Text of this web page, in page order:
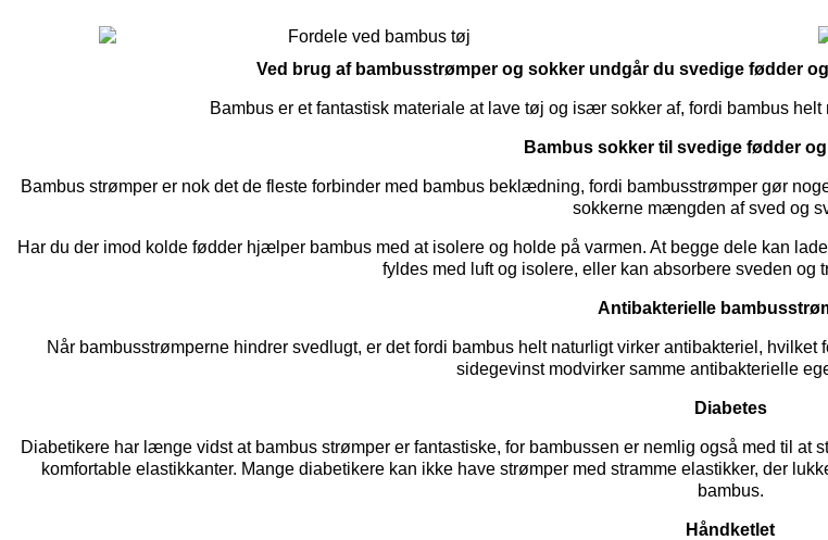
Ved brug af bambusstrømper og sokker undgår du svedige fødder
Bambus er et fantastisk materiale at lave tøj og især sokker af, fordi bambus
Bambus sokker til svedige fødder
Bambus strømper er nok det de fleste forbinder med bambus beklædning, fordi bambusstrømper gør
sokkerne mængden af sved og
Har du der imod kolde fødder hjælper bambus med at isolere og holde på varmen. At begge dele kan
fyldes med luft og isolere, eller kan absorbere sveden og
Antibakterielle
Når bambusstrømperne hindrer svedlugt, er det fordi bambus helt naturligt virker antibakteriel,
sidegevinst modvirker samme antibakterielle
Diabetes
Diabetikere har længe vidst at bambus strømper er fantastiske, for bambussen er nemlig også med til
komfortable elastikkanter. Mange diabetikere kan ikke have strømper med stramme elastikker, der
bambus.
Håndketlet